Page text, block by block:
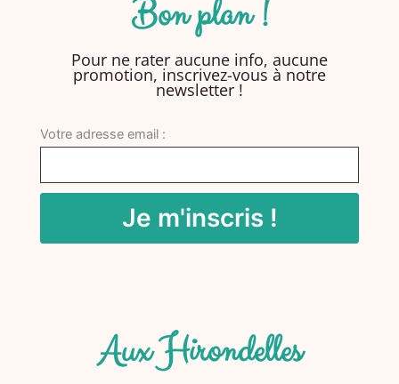
Bon plan !
Pour ne rater aucune info, aucune
promotion, inscrivez-vous à notre
newsletter !
Votre adresse email :
Aux Hirondelles